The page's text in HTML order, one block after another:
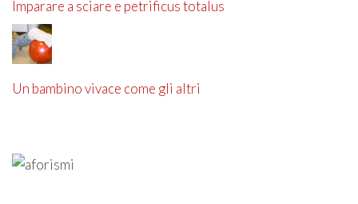
Imparare a sciare e petrificus totalus
Un bambino vivace come gli altri